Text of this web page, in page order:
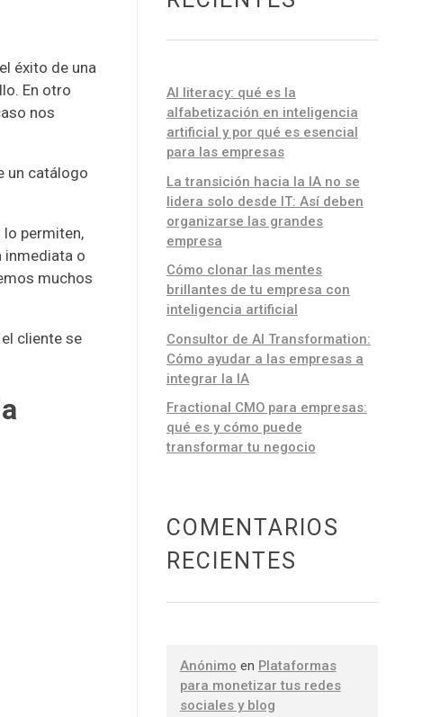
éxito de una
En otro
nos
un catálogo
permiten,
inmediata o
muchos
cliente se
AI literacy: qué es la
alfabetización en inteligencia
artificial y por qué es esencial
para las empresas
La transición hacia la IA no se
lidera solo desde IT: Así deben
organizarse las grandes
empresa
Cómo clonar las mentes
brillantes de tu empresa con
inteligencia artificial
Consultor de AI Transformation:
Cómo ayudar a las empresas a
integrar la IA
Fractional CMO para empresas:
qué es y cómo puede
transformar tu negocio
COMENTARIOS
RECIENTES
Anónimo en Plataformas
para monetizar tus redes
sociales y blog